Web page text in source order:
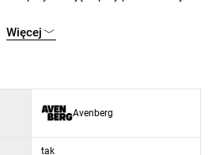
do szerokiej gamy potraw
Więcej
Avenberg
tak